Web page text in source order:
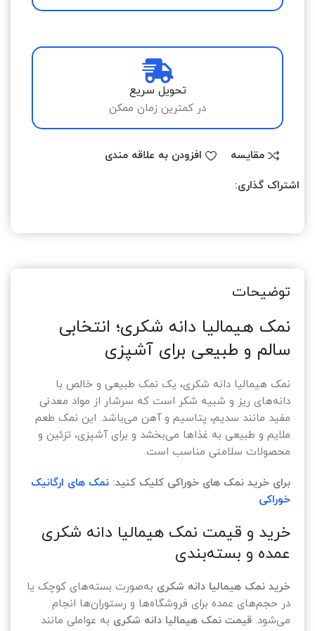
تحویل سریع
در کمترین زمان ممکن
مقایسه افزودن به علاقه مندی
اشتراک گذاری:
توضیحات
نمک هیمالیا دانه شکری؛ انتخابی
سالم و طبیعی برای آشپزی
نمک هیمالیا دانه شکری، یک نمک طبیعی و خالص با
دانه‌های ریز و شبیه شکر است که سرشار از مواد معدنی
مفید مانند سدیم، پتاسیم و آهن می‌باشد. این نمک طعم
ملایم و طبیعی به غذاها می‌بخشد و برای آشپزی، تزئین و
محصولات سلامتی مناسب است.
برای خرید نمک های خوراکی کلیک کنید: نمک های ارگانیک
خوراکی
خرید و قیمت نمک هیمالیا دانه شکری
عمده و بسته‌بندی
خرید نمک هیمالیا دانه شکری به‌صورت بسته‌های کوچک یا
در حجم‌های عمده برای فروشگاه‌ها و رستوران‌ها انجام
می‌شود. قیمت نمک هیمالیا دانه شکری به عواملی مانند